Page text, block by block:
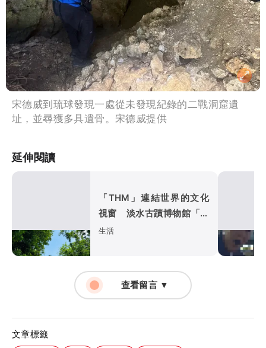
宋德威到琉球發現一處從未發現紀錄的二戰洞窟遺
址，並尋獲多具遺骨。宋德威提供
延伸閱讀
「THM」連結世界的文化
視窗 淡水古蹟博物館「全
新識別」亮相
生活
查看留言 ▼
文章標籤